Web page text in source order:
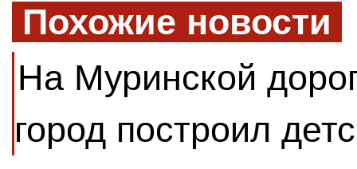
Похожие новости
На Муринской
город построил